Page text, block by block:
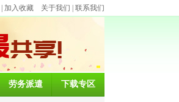
加入收藏 关于我们 联系我们
劳务派遣 下载专区